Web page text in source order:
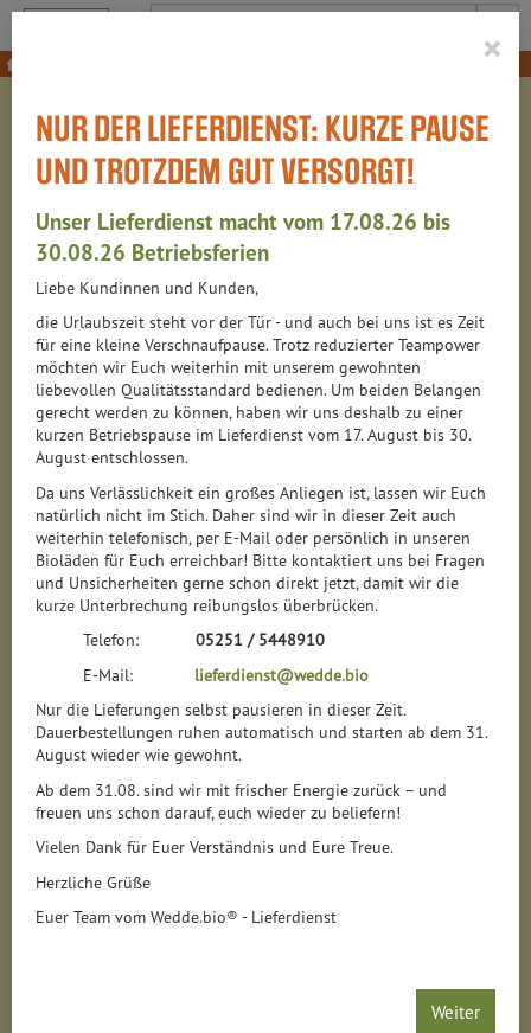
Produkt
×
NUR DER LIEFERDIENST: KURZE PAUSE
UND TROTZDEM GUT VERSORGT!
Unser Lieferdienst macht vom 17.08.26 bis
30.08.26 Betriebsferien
Liebe Kundinnen und Kunden,
die Urlaubszeit steht vor der Tür - und auch bei uns ist es Zeit
für eine kleine Verschnaufpause. Trotz reduzierter Teampower
möchten wir Euch weiterhin mit unserem gewohnten
liebevollen Qualitätsstandard bedienen. Um beiden Belangen
gerecht werden zu können, haben wir uns deshalb zu einer
kurzen Betriebspause im Lieferdienst vom 17. August bis 30.
August entschlossen.
Da uns Verlässlichkeit ein großes Anliegen ist, lassen wir Euch
natürlich nicht im Stich. Daher sind wir in dieser Zeit auch
weiterhin telefonisch, per E-Mail oder persönlich in unseren
Bioläden für Euch erreichbar! Bitte kontaktiert uns bei Fragen
und Unsicherheiten gerne schon direkt jetzt, damit wir die
kurze Unterbrechung reibungslos überbrücken.
Telefon: 05251 / 5448910
E-Mail: lieferdienst@wedde.bio
Nur die Lieferungen selbst pausieren in dieser Zeit.
Dauerbestellungen ruhen automatisch und starten ab dem 31.
August wieder wie gewohnt.
Ab dem 31.08. sind wir mit frischer Energie zurück – und
freuen uns schon darauf, euch wieder zu beliefern!
Vielen Dank für Euer Verständnis und Eure Treue.
Herzliche Grüße
Euer Team vom Wedde.bio® - Lieferdienst
Weiter
WIDERRUF
Formular für den "digitalen" Widerspruch.
*= Pflichtfeld